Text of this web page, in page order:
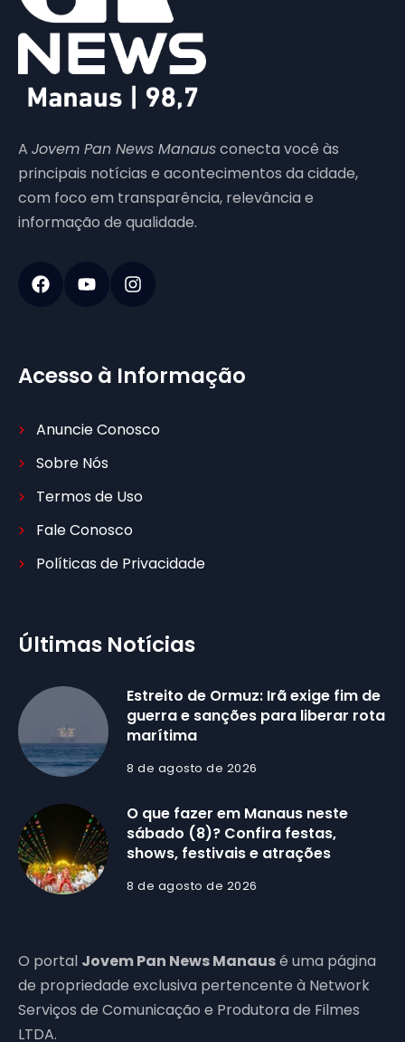
A Jovem Pan News Manausconecta você às
principais notícias e acontecimentos da cidade,
com foco em transparência, relevância e
informação de qualidade.
Acesso à Informação
Anuncie Conosco
Sobre Nós
Termos de Uso
Fale Conosco
Políticas de Privacidade
Últimas Notícias
Estreito de Ormuz: Irã exige fim de
guerra e sanções para liberar rota
marítima
8 de agosto de 2026
O que fazer em Manaus neste
sábado (8)? Confira festas,
shows, festivais e atrações
8 de agosto de 2026
O portal Jovem Pan News Manausé uma página
de propriedade exclusiva pertencente à Network
Serviços de Comunicação e Produtora de Filmes
LTDA.